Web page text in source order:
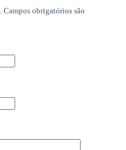
Campos obrigatórios são